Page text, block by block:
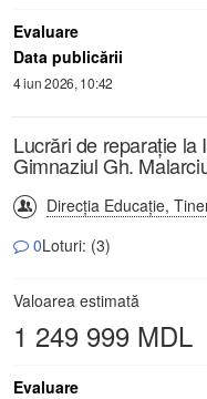
Evaluare
Data publicării
4 iun 2026, 10:42
Lucrări de reparație la
Gimnaziul Gh.
Direcţia Educaţie,
0Loturi: (3)
Valoarea estimată
1 249 999 MDL
Evaluare